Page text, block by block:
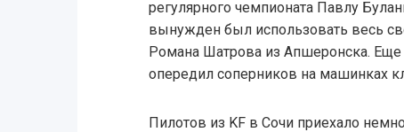
регулярного чемпионата Павлу
вынужден был использовать весь
Романа Шатрова из Апшеронска. Еще
опередил соперников на машинках
Пилотов из KF в Сочи приехало